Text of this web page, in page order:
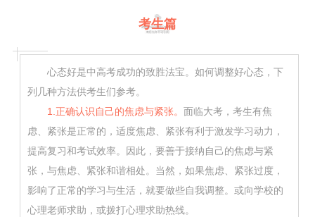
考生篇
心态好是中高考成功的致胜法宝。如何调整好心态，下
列几种方法供考生们参考。
1.正确认识自己的焦虑与紧张。 面临大考，考生有焦
虑、紧张是正常的，适度焦虑、紧张有利于激发学习动力，
提高复习和考试效率。因此，要善于接纳自己的焦虑与紧
张，与焦虑、紧张和谐相处。当然，如果焦虑、紧张过度，
影响了正常的学习与生活，就要做些自我调整。或向学校的
心理老师求助，或拨打心理求助热线。